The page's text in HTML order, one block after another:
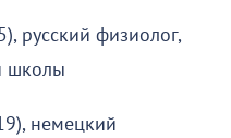
русский физиолог,
школы
немецкий